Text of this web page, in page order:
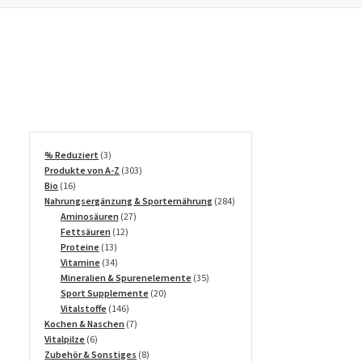
% Reduziert 33
Produkte
Produkte von A-Z 303303
Bio 1616
Produkte
Nahrungsergänzung & Sporternährung 284284
Aminosäuren 2727
Fettsäuren 1212
Proteine 1313
Produkte
Vitamine 3434
Produkte
Mineralien & Spurenelemente 3535
Sport Supplemente 2020
Vitalstoffe 146146
Produkte
Kochen & Naschen 77
Vitalpilze 66
Produkte
Zubehör & Sonstiges 88